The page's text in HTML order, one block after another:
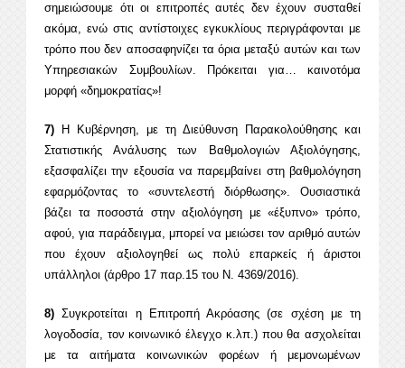
σημειώσουμε ότι οι επιτροπές αυτές δεν έχουν συσταθεί
ακόμα, ενώ στις αντίστοιχες εγκυκλίους περιγράφονται με
τρόπο που δεν αποσαφηνίζει τα όρια μεταξύ αυτών και των
Υπηρεσιακών Συμβουλίων. Πρόκειται για… καινοτόμα
μορφή «δημοκρατίας»!
7) Η Κυβέρνηση, με τη Διεύθυνση Παρακολούθησης και
Στατιστικής Ανάλυσης των Βαθμολογιών Αξιολόγησης,
εξασφαλίζει την εξουσία να παρεμβαίνει στη βαθμολόγηση
εφαρμόζοντας το «συντελεστή διόρθωσης». Ουσιαστικά
βάζει τα ποσοστά στην αξιολόγηση με «έξυπνο» τρόπο,
αφού, για παράδειγμα, μπορεί να μειώσει τον αριθμό αυτών
που έχουν αξιολογηθεί ως πολύ επαρκείς ή άριστοι
υπάλληλοι (άρθρο 17 παρ.15 του Ν. 4369/2016).
8)Συγκροτείται η Επιτροπή Ακρόασης (σε σχέση με τη
λογοδοσία, τον κοινωνικό έλεγχο κ.λπ.) που θα ασχολείται
με τα αιτήματα κοινωνικών φορέων ή μεμονωμένων